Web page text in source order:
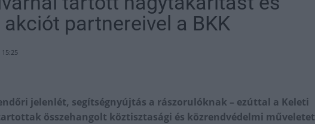
partnereivel a BKK
15:25
jelenlét, segítségnyújtás a rászorulóknak – ezúttal a Keleti
összehangolt köztisztasági és közrendvédelmi műveletet